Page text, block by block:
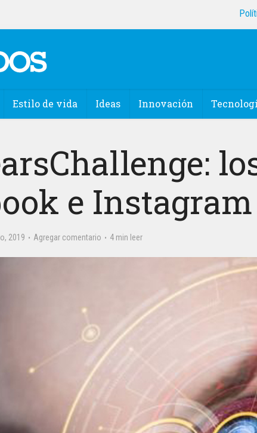
Estilo de vida Ideas Innovación
e Instagram
2019 Agregar comentario 4 min leer